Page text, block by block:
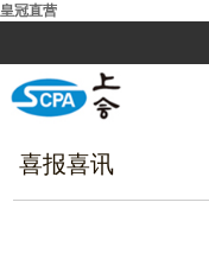
皇冠直营
喜报喜讯